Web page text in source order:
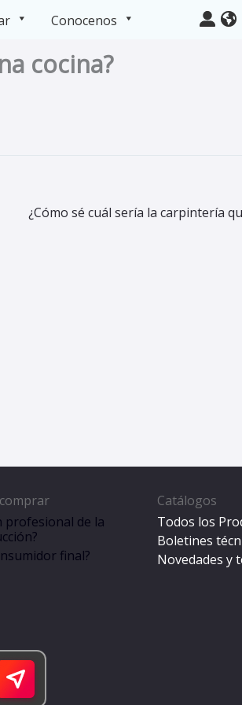
Conocenos
cocina?
¿Cómo sé cuál sería la carpintería
profesional de la
final?
Catálogos
Todos los
Boletines
Novedades y